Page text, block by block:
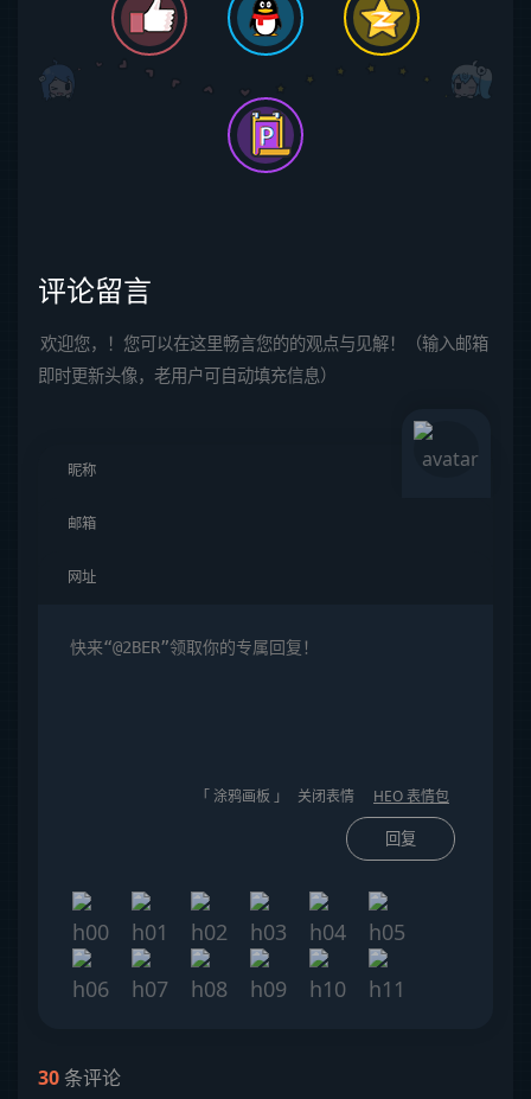
评论留言
欢迎您，！您可以在这里畅言您的的观点与见解！（输入邮箱
即时更新头像，老用户可自动填充信息）
「 涂鸦画板 」 关闭表情 HEO 表情包
回复
30条评论